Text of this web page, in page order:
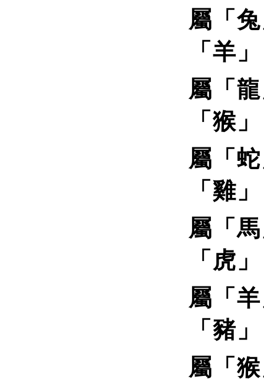
屬「
「羊
屬「
「猴
屬「
「雞
屬「
「虎
屬「
「豬
屬「